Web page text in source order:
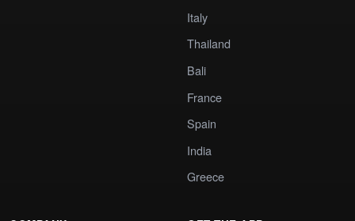
Italy
Thailand
Bali
France
Spain
India
Greece